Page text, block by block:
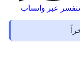
عبر واتساب